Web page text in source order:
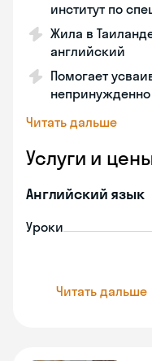
институт по
Жила в
английский
Помогает
непринужденно
Читать дальше
Услуги и
Английский язык
Уроки
Читать дальше